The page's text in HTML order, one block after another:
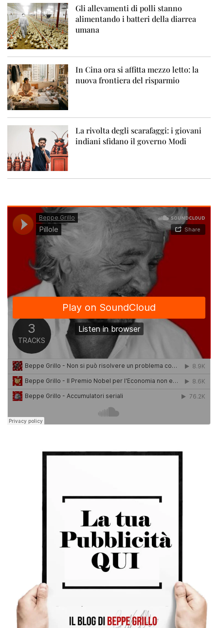
Gli allevamenti di polli stanno
alimentando i batteri della diarrea
umana
In Cina ora si affitta mezzo letto: la
nuova frontiera del risparmio
La rivolta degli scarafaggi: i giovani
indiani sfidano il governo Modi